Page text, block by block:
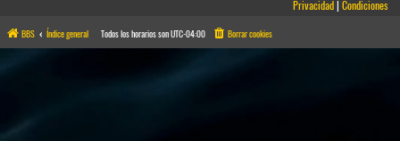
Privacidad|Condiciones
BBS Índice general Todos los horarios sonUTC-04:00 Borrar cookies